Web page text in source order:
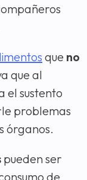
que no
que al
el sustento
problemas
órganos.
pueden ser
de